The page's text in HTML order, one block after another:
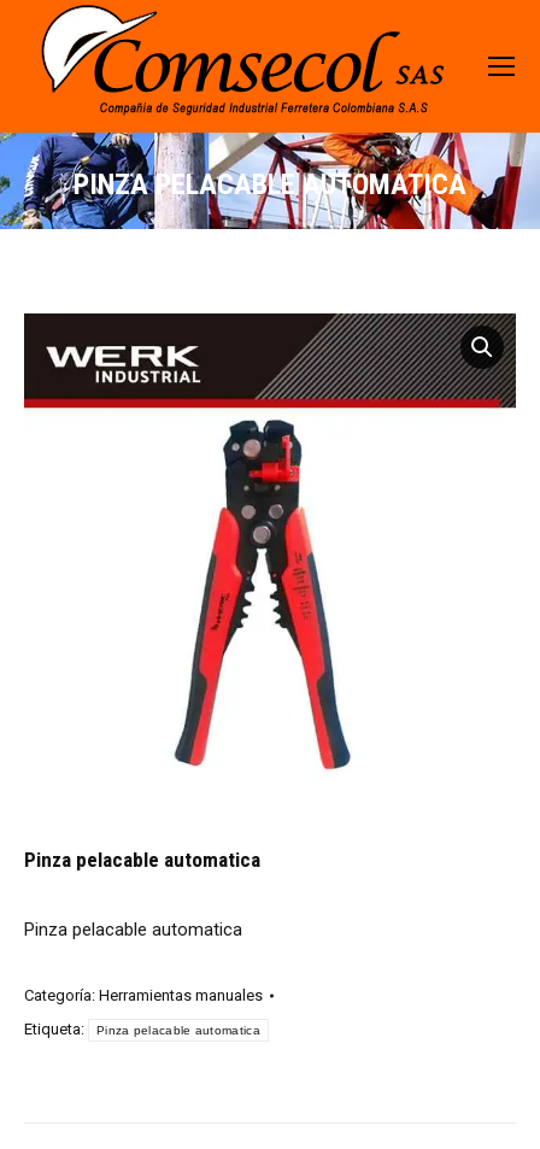
PINZA PELACABLE AUTOMATICA
Pinza pelacable automatica
Pinza pelacable automatica
Categoría: Herramientas manuales
Etiqueta:
Pinza pelacable automatica